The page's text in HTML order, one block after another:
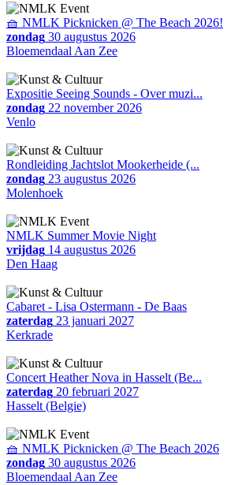
🧺 NMLK Picknicken @ The Beach 2026!
zondag 30 augustus 2026
Bloemendaal Aan Zee
Expositie Seeing Sounds - Over muzi...
zondag 22 november 2026
Venlo
Rondleiding Jachtslot Mookerheide (...
zondag 23 augustus 2026
Molenhoek
NMLK Summer Movie Night
vrijdag 14 augustus 2026
Den Haag
Cabaret - Lisa Ostermann - De Baas
zaterdag 23 januari 2027
Kerkrade
Concert Heather Nova in Hasselt (Be...
zaterdag 20 februari 2027
Hasselt (Belgie)
🧺 NMLK Picknicken @ The Beach 2026
zondag 30 augustus 2026
Bloemendaal Aan Zee